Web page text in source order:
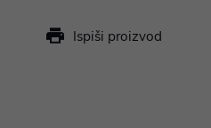
Ispiši proizvod